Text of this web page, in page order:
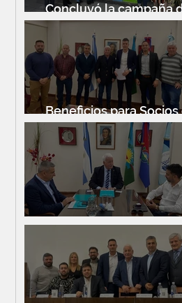
Concluyó la campaña
donación de libros
Beneficios para Socios
Banco Santander
Reunión con Sur